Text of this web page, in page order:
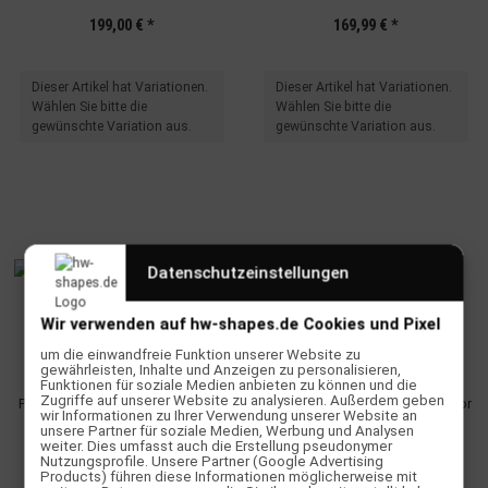
199,00 € *
xDieser Artikel hat Variationen.
Wählen Sie bitte die
gewünschte Variation aus.
169,99 € *
xDieser Artikel hat Variationen.
Wählen Sie bitte die
gewünschte Variation aus.
Prolimit Neoprene Hoodie Mercury
Grey
169,99 €*
Prolimit Neoprene Hoodie Predator
Black Grey
149,99 €*
Datenschutzeinstellungen
Wir verwenden auf hw-shapes.de Cookies und Pixel
um die einwandfreie Funktion unserer Website zu
gewährleisten, Inhalte und Anzeigen zu personalisieren,
Funktionen für soziale Medien anbieten zu können und die
Zugriffe auf unserer Website zu analysieren. Außerdem geben
wir Informationen zu Ihrer Verwendung unserer Website an
unsere Partner für soziale Medien, Werbung und Analysen
weiter. Dies umfasst auch die Erstellung pseudonymer
Nutzungsprofile. Unsere Partner (Google Advertising
Products) führen diese Informationen möglicherweise mit